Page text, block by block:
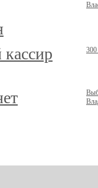
300